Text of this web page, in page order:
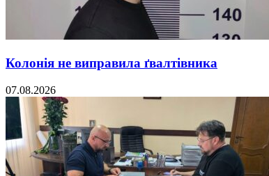
Колонія не виправила ґвалтівника
07.08.2026